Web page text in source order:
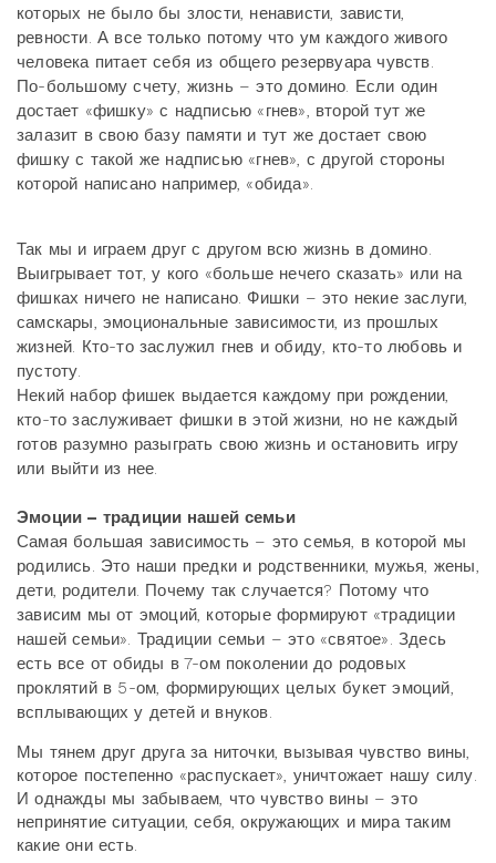
которых не было бы злости, ненависти, зависти,
ревности. А все только потому что ум каждого живого
человека питает себя из общего резервуара чувств.
По-большому счету, жизнь – это домино. Если один
достает «фишку» с надписью «гнев», второй тут же
залазит в свою базу памяти и тут же достает свою
фишку с такой же надписью «гнев», с другой стороны
которой написано например, «обида».
Так мы и играем друг с другом всю жизнь в домино.
Выигрывает тот, у кого «больше нечего сказать» или на
фишках ничего не написано. Фишки – это некие заслуги,
самскары, эмоциональные зависимости, из прошлых
жизней. Кто-то заслужил гнев и обиду, кто-то любовь и
пустоту.
Некий набор фишек выдается каждому при рождении,
кто-то заслуживает фишки в этой жизни, но не каждый
готов разумно разыграть свою жизнь и остановить игру
или выйти из нее.
Эмоции – традиции нашей семьи
Самая большая зависимость – это семья, в которой мы
родились. Это наши предки и родственники, мужья, жены,
дети, родители. Почему так случается? Потому что
зависим мы от эмоций, которые формируют «традиции
нашей семьи». Традиции семьи – это «святое». Здесь
есть все от обиды в 7-ом поколении до родовых
проклятий в 5-ом, формирующих целых букет эмоций,
всплывающих у детей и внуков.
Мы тянем друг друга за ниточки, вызывая чувство вины,
которое постепенно «распускает», уничтожает нашу силу.
И однажды мы забываем, что чувство вины – это
непринятие ситуации, себя, окружающих и мира таким
какие они есть.